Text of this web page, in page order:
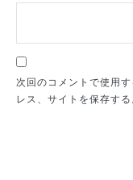
次回のコメントで使用
レス、サイトを保存する